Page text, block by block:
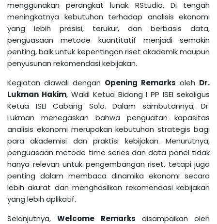
menggunakan perangkat lunak RStudio. Di tengah
meningkatnya kebutuhan terhadap analisis ekonomi
yang lebih presisi, terukur, dan berbasis data,
penguasaan metode kuantitatif menjadi semakin
penting, baik untuk kepentingan riset akademik maupun
penyusunan rekomendasi kebijakan.
Kegiatan diawali dengan Opening Remarks oleh Dr.
Lukman Hakim, Wakil Ketua Bidang I PP ISEI sekaligus
Ketua ISEI Cabang Solo. Dalam sambutannya, Dr.
Lukman menegaskan bahwa penguatan kapasitas
analisis ekonomi merupakan kebutuhan strategis bagi
para akademisi dan praktisi kebijakan. Menurutnya,
penguasaan metode time series dan data panel tidak
hanya relevan untuk pengembangan riset, tetapi juga
penting dalam membaca dinamika ekonomi secara
lebih akurat dan menghasilkan rekomendasi kebijakan
yang lebih aplikatif.
Selanjutnya,Welcome Remarks disampaikan oleh